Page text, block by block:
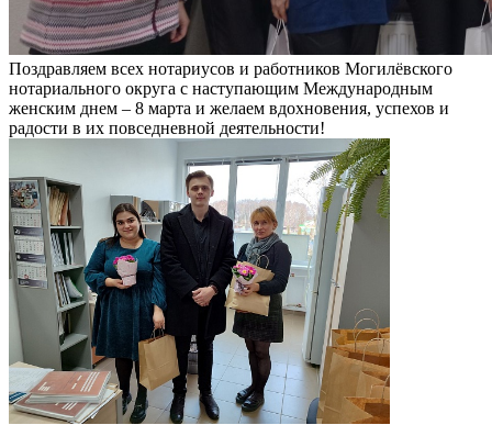
Поздравляем всех нотариусов и работников Могилёвского
нотариального округа с наступающим Международным
женским днем – 8 марта и желаем вдохновения, успехов и
радости в их повседневной деятельности!